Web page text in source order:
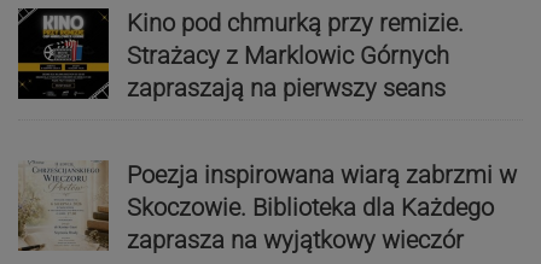
Kino pod chmurką przy remizie.
Strażacy z Marklowic Górnych
zapraszają na pierwszy seans
Poezja inspirowana wiarą zabrzmi w
Skoczowie. Biblioteka dla Każdego
zaprasza na wyjątkowy wieczór